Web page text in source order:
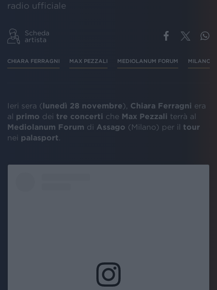
radio ufficiale
Scheda
artista
CHIARA FERRAGNI MAX PEZZALI MEDIOLANUM FORUM MILANO
Ieri sera (lunedì 28 novembre), Chiara Ferragni era
al primo dei tre concerti che Max Pezzali terrà al
Mediolanum Forum di Assago (Milano) per il tour
nei palasport